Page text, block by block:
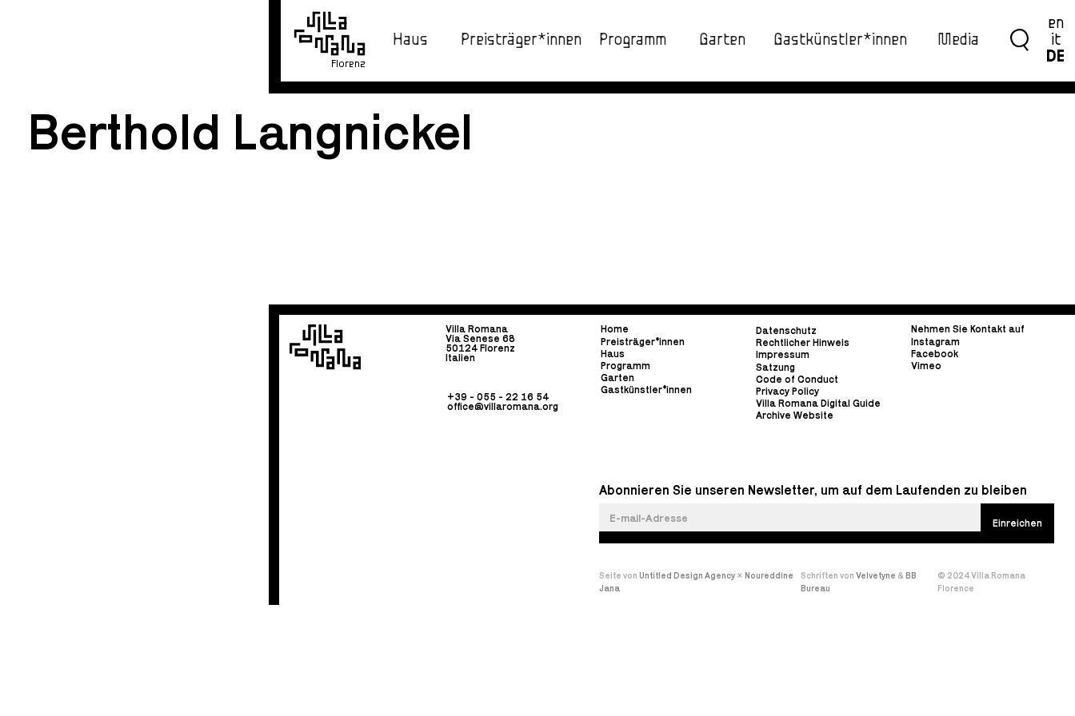
Florenz
Haus Preisträger*innen Programm Garten Gastkünstler*innen Media
en
it
DE
Berthold Langnickel
Villa Romana
Via Senese 68
50124 Florenz
Italien
+39 - 055 - 22 16 54
office@villaromana.org
Home
Preisträger*innen
Haus
Programm
Garten
Gastkünstler*innen
Datenschutz
Rechtlicher Hinweis
Impressum
Satzung
Code of Conduct
Privacy Policy
Villa Romana Digital Guide
Archive Website
Nehmen Sie Kontakt auf
Instagram
Facebook
Vimeo
Abonnieren Sie unseren Newsletter, um auf dem Laufenden zu bleiben
Seite von Untitled Design Agency× Noureddine
Jana
Schriften von Velvetyne & BB
Bureau
© 2024 Villa Romana
Florence